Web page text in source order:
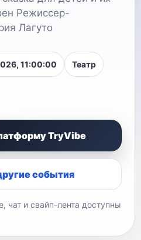
Режиссер-
Лагуто
11:00:00 Театр
TryVibe
события
чат и свайп-лента доступны